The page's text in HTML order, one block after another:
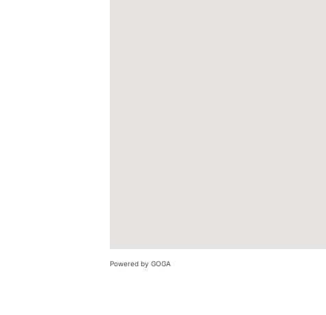
Powered by GOGA